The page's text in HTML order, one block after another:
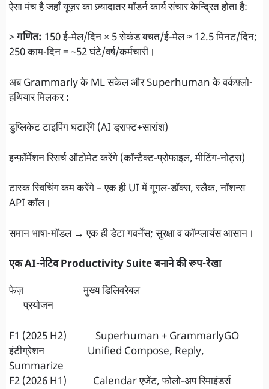
ऐसा मंच है जहाँ यूज़र का ज़्यादातर मॉडर्न कार्य संचार केन्द्रित होता है:
>गणित: 150 ई-मेल/दिन × 5 सेकंड बचत/ई-मेल ≈ 12.5 मिनट/दिन;
250 काम-दिन = ~52 घंटे/वर्ष/कर्मचारी।
अब Grammarly के ML सकेल और Superhuman के वर्कफ़्लो-
हथियार मिलकर :
डुप्लिकेट टाइपिंग घटाएँगे (AI ड्राफ्ट+सारांश)
इन्फ़ॉर्मेशन रिसर्च ऑटोमेट करेंगे (कॉन्टैक्ट-प्रोफाइल, मीटिंग-नोट्स)
टास्क स्विचिंग कम करेंगे – एक ही UI में गूगल-डॉक्स, स्लैक, नॉशन्स
API कॉल।
समान भाषा-मॉडल → एक ही डेटा गवर्नेंस; सुरक्षा व कॉम्प्लायंस आसान।
एक AI-नेटिव Productivity Suite बनाने की रूप-रेखा
फेज़ मुख्य डिलिवरेबल
प्रयोजन
F1 (2025 H2) Superhuman + GrammarlyGO
इंटीग्रेशन Unified Compose, Reply,
Summarize
F2 (2026 H1) Calendar एजेंट, फोलो-अप रिमाइंडर्स